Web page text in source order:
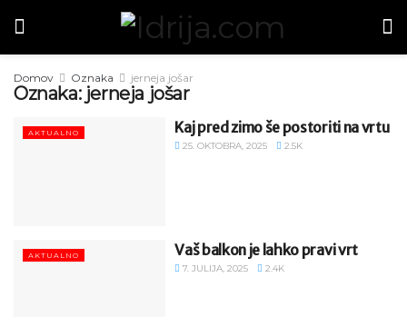
Domov Oznaka jerneja jošar
Oznaka: jerneja jošar
AKTUALNO Kaj pred zimo še postoriti na vrtu
25. OKTOBRA, 2025 2.5K
AKTUALNO Vaš balkon je lahko pravi vrt
7. JULIJA, 2025 2.4K